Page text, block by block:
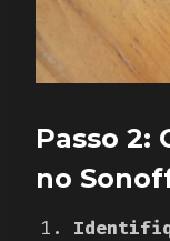
Passo 2:
no